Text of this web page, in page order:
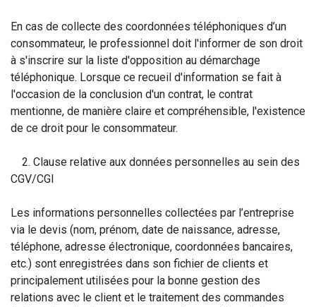
En cas de collecte des coordonnées téléphoniques d’un
consommateur, le professionnel doit l'informer de son droit
à s'inscrire sur la liste d'opposition au démarchage
téléphonique. Lorsque ce recueil d'information se fait à
l'occasion de la conclusion d'un contrat, le contrat
mentionne, de manière claire et compréhensible, l'existence
de ce droit pour le consommateur.
2. Clause relative aux données personnelles au sein des
CGV/CGI
Les informations personnelles collectées par l’entreprise
via le devis (nom, prénom, date de naissance, adresse,
téléphone, adresse électronique, coordonnées bancaires,
etc.) sont enregistrées dans son fichier de clients et
principalement utilisées pour la bonne gestion des
relations avec le client et le traitement des commandes